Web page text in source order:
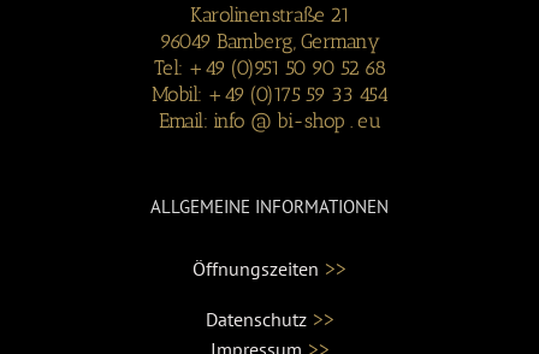
Karolinenstraße 21
96049 Bamberg, Germany
Tel: +49 (0)951 50 90 52 68
Mobil: +49 (0)175 59 33 454
Email: info @ bi-shop . eu
ALLGEMEINE INFORMATIONEN
Öffnungszeiten >>
Datenschutz >>
Impressum >>